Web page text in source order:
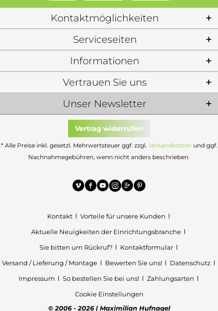
Kontaktmöglichkeiten
Serviceseiten
Informationen
Unser Newsletter
Vertrauen Sie uns
Vertrag widerrufen
* Alle Preise inkl. gesetzl. Mehrwertsteuer ggf. zzgl. Versandkosten und ggf.
Nachnahmegebühren, wenn nicht anders beschrieben.
Kontakt
Vorteile für unsere Kunden
Aktuelle Neuigkeiten der Einrichtungsbranche
Sie bitten um Rückruf?
Kontaktformular
Versand / Lieferung / Montage
Bewerten Sie uns!
Datenschutz
Impressum
So bestellen Sie bei uns!
Zahlungsarten
Cookie Einstellungen
© 2006 - 2026 | Maximilian Hufnagel